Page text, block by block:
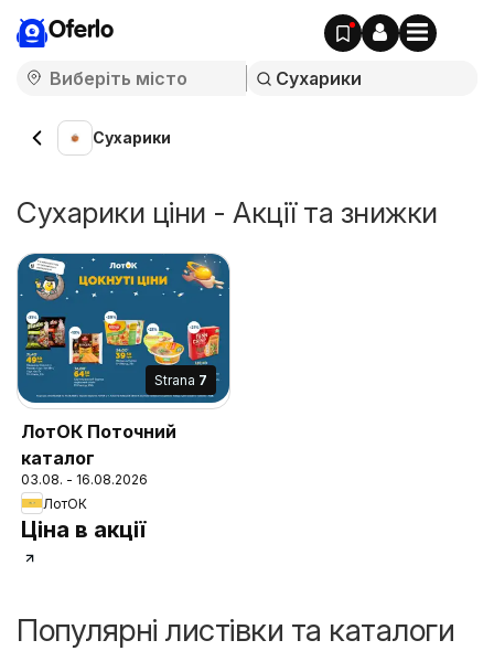
Oferlo
Сухарики
Сухарики ціни - Акції та знижки
Strana 7
ЛотОК Поточний
каталог
03.08. - 16.08.2026
ЛотОК
Ціна в акції
Популярні листівки та каталоги